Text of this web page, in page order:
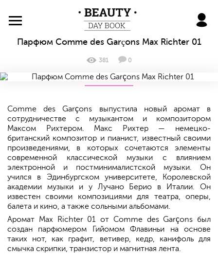
BeautyDayBook
Парфюм Comme des Garçons Max Richter 01
381 0
Comme des Garçons выпустила новый аромат в
сотрудничестве с музыкантом и композитором
Максом Рихтером. Макс Рихтер — немецко-
британский композитор и пианист, известный своими
произведениями, в которых сочетаются элементы
современной классической музыки с влиянием
электронной и постминималистской музыки. Он
учился в Эдинбургском университете, Королевской
академии музыки и у Лучано Берио в Италии. Он
известен своими композициями для театра, оперы,
балета и кино, а также сольными альбомами.
Аромат Max Richter 01 от Comme des Garçons был
создан парфюмером Гийомом Флавиньи на основе
таких нот, как графит, ветивер, кедр, канифоль для
смычка скрипки, транзистор и магнитная лента.